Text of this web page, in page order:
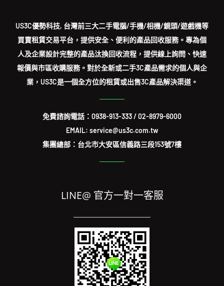
US3C優勢科技, 台灣前三大二手電腦/手機/相機/鏡頭/遊戲機等
買賣租賃交易平台，提供安全、便利的產品回收服務。專為個
人及企業設計完整的產品汰換回收流程，提供線上詢問、快速
報價與市區收購服務。對於全新或二手3C產品需求的個人與企
業，US3C是一個全方位的租賃或出售3C產品解決渠道。
免費諮詢電話： 0938-913-333/02-8979-6000
EMAIL: service@us3c.com.tw
集團總部：台北市大安區信義路三段153號7樓
LINE@ 官方一對一客服